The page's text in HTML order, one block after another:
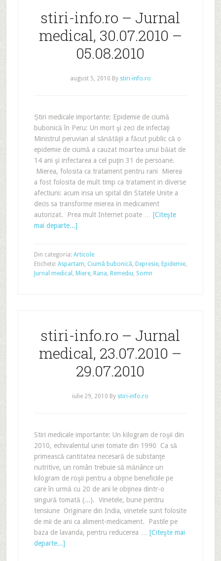
stiri-info.ro – Jurnal
medical, 30.07.2010 –
05.08.2010
august 5, 2010 By stiri-info.ro
Știri medicale importante: Epidemie de ciumă
bubonică în Peru: Un mort şi zeci de infectaţi
Ministrul peruvian al sănătăţii a făcut public că o
epidemie de ciumă a cauzat moartea unui băiat de
14 ani şi infectarea a cel puţin 31 de persoane.
Mierea, folosita ca tratament pentru rani Mierea
a fost folosita de mult timp ca tratament in diverse
afectiuni: acum insa un spital din Statele Unite a
decis sa transforme mierea in medicament
autorizat. Prea mult Internet poate … [Citeşte
mai departe...]
Din categoria: Articole
Etichete: Aspartam, Ciumă bubonică, Depresie, Epidemie,
Jurnal medical , Miere, Rana, Remediu, Somn
stiri-info.ro – Jurnal
medical, 23.07.2010 –
29.07.2010
iulie 29, 2010 By stiri-info.ro
Stiri medicale importante: Un kilogram de roşii din
2010, echivalentul unei tomate din 1990 Ca să
primească cantitatea necesară de substanţe
nutritive, un român trebuie să mănânce un
kilogram de roşii pentru a obţine beneficiile pe
care în urmă cu 20 de ani le obţinea dintr-o
singură tomată (...). Vinetele, bune pentru
tensiune Originare din India, vinetele sunt folosite
de mii de ani ca aliment-medicament. Pastile pe
baza de lavanda, pentru reducerea … [Citeşte mai
departe...]